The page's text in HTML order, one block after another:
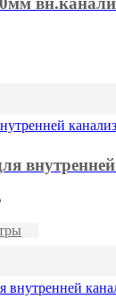
Диапазон
цен:
823,00 ₽несколько